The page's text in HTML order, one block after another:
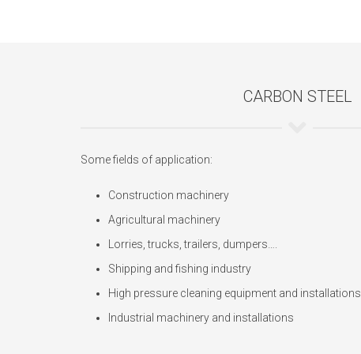
CARBON STEEL
Some fields of application:
Construction machinery
Agricultural machinery
Lorries, trucks, trailers, dumpers….
Shipping and fishing industry
High pressure cleaning equipment and installations
Industrial machinery and installations